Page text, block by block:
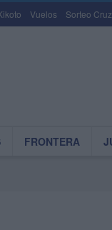
Vuelos Sorteo
FRONTERA